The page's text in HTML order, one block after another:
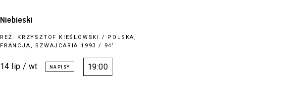
Niebieski
REŻ. KRZYSZTOF KIEŚLOWSKI
/ POLSKA,
FRANCJA, SZWAJCARIA 1993 / 94’
14 lip / wt 19:00